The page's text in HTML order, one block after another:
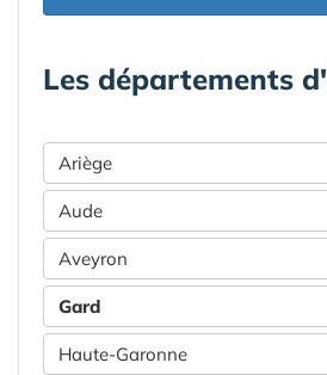
Les départements d'
Ariège
Aude
Aveyron
Gard
Haute-Garonne